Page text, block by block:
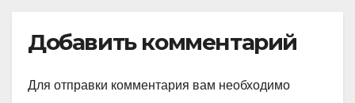
Добавить комментарий
Для отправки комментария вам необходимо